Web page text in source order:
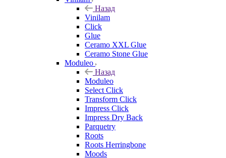
Назад
Vinilam
Click
Glue
Ceramo XXL Glue
Ceramo Stone Glue
Moduleo
Назад
Moduleo
Select Click
Transform Click
Impress Click
Impress Dry Back
Parquetry
Roots
Roots Herringbone
Moods